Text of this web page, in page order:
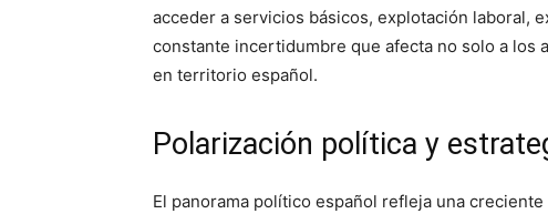
acceder a servicios básicos, explotación laboral,
constante incertidumbre que afecta no solo a los
en territorio español.
Polarización política y
El panorama político español refleja una